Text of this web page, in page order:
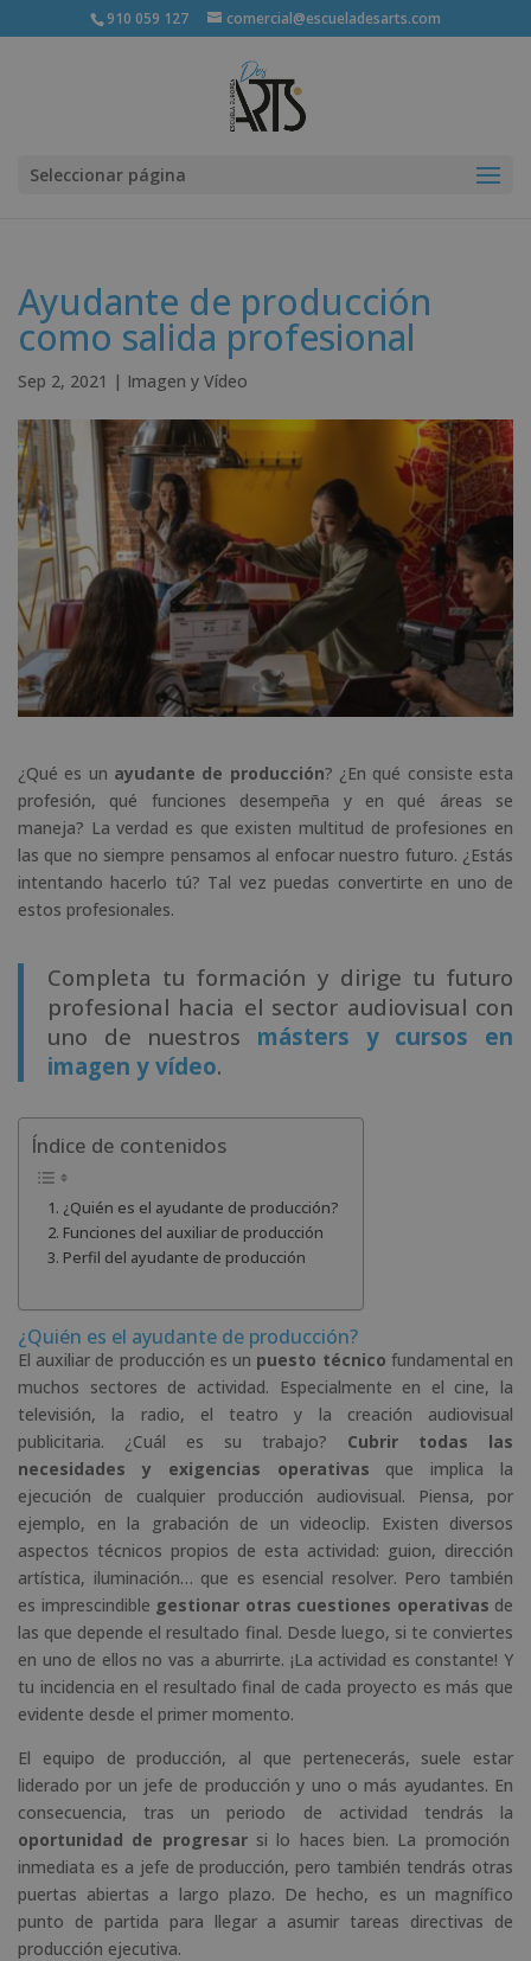
910 059 127 comercial@escueladesarts.com
Seleccionar página
Ayudante de producción
como salida profesional
Sep 2, 2021 | Imagen y Vídeo
¿Qué es un ayudante de producción? ¿En qué consiste esta
profesión, qué funciones desempeña y en qué áreas se
maneja? La verdad es que existen multitud de profesiones en
las que no siempre pensamos al enfocar nuestro futuro. ¿Estás
intentando hacerlo tú? Tal vez puedas convertirte en uno de
estos profesionales.
Completa tu formación y dirige tu futuro
profesional hacia el sector audiovisual con
uno de nuestros másters y cursos en
imagen y vídeo.
Índice de contenidos
¿Quién es el ayudante de producción?
Funciones del auxiliar de producción
Perfil del ayudante de producción
¿Quién es el ayudante de producción?
El auxiliar de producción es un puesto técnico fundamental en
muchos sectores de actividad. Especialmente en el cine, la
televisión, la radio, el teatro y la creación audiovisual
publicitaria. ¿Cuál es su trabajo? Cubrir todas las
necesidades y exigencias operativas que implica la
ejecución de cualquier producción audiovisual. Piensa, por
ejemplo, en la grabación de un videoclip. Existen diversos
aspectos técnicos propios de esta actividad: guion, dirección
artística, iluminación… que es esencial resolver. Pero también
es imprescindible gestionar otras cuestiones operativas de
las que depende el resultado final. Desde luego, si te conviertes
en uno de ellos no vas a aburrirte. ¡La actividad es constante! Y
tu incidencia en el resultado final de cada proyecto es más que
evidente desde el primer momento.
El equipo de producción, al que pertenecerás, suele estar
liderado por un jefe de producción y uno o más ayudantes. En
consecuencia, tras un periodo de actividad tendrás la
oportunidad de progresarsi lo haces bien. La promoción
inmediata es a jefe de producción, pero también tendrás otras
puertas abiertas a largo plazo. De hecho, es un magnífico
punto de partida para llegar a asumir tareas directivas de
producción ejecutiva.